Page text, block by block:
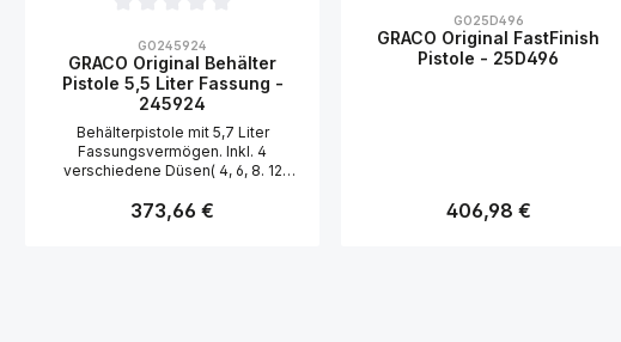
Durchschnittliche Bewertung von 0 von 5 Sternen
GO245924
GRACO Original Behälter
Pistole 5,5 Liter Fassung -
245924
Behälterpistole mit 5,7 Liter
Fassungsvermögen. Inkl. 4
verschiedene Düsen( 4, 6, 8. 12
: Akustikbeschichtung, Orange Peel,
Regulärer Preis:
373,66 €
GO25D496
GRACO Original FastFinish
Pistole - 25D496
Regulärer Preis:
406,98 €